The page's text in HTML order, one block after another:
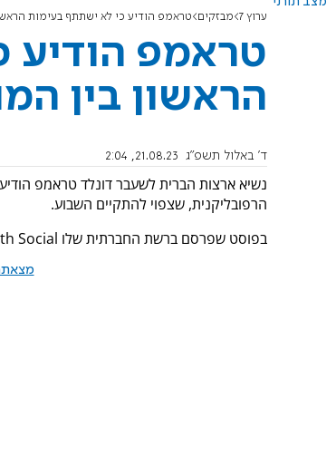
ערוץ 7 מבזקים טראמפ הודיע כי לא ישתתף בעימות
טראמפ הודיע
הראשון בין
ד' באלול תשפ"ג 21.08.23, 2:04
נשיא ארצות הברית לשעבר דונלד טראמפ
הרפובליקנית, שצפוי להתקיים השבוע.
בפוסט שפרסם ברשת החברתית שלו Truth Social כתב טראמפ כי הציבור כבר "יודע מי אני. לכן לא אשתתף בעימותים!".